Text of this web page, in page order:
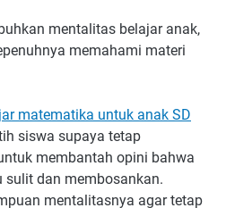
mentalitas belajar anak,
memahami materi
matematika untuk anak SD
siswa supaya tetap
membantah opini bahwa
dan membosankan.
mentalitasnya agar tetap